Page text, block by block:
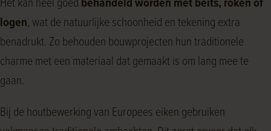
Het kan heel goed behandeld worden met beits, roken of
logen, wat de natuurlijke schoonheid en tekening extra
benadrukt. Zo behouden bouwprojecten hun traditionele
charme met een materiaal dat gemaakt is om lang mee te
gaan.
Bij de houtbewerking van Europees eiken gebruiken